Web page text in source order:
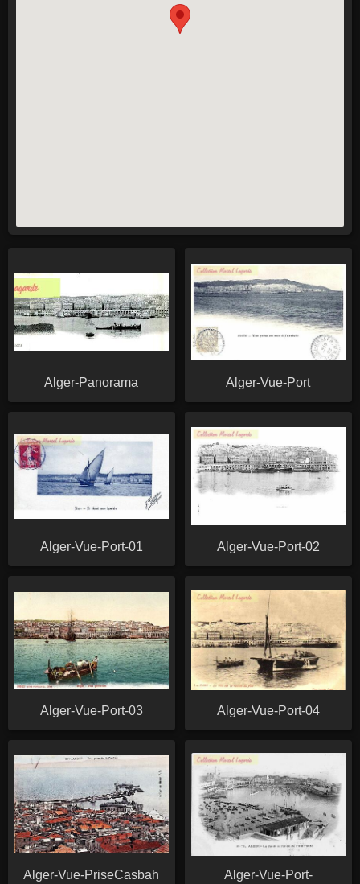
Alger-Panorama Alger-Vue-Port
Alger-Vue-Port-01 Alger-Vue-Port-02
Alger-Vue-Port-03 Alger-Vue-Port-04
Alger-Vue-PriseCasbah
Alger-Vue-Port-